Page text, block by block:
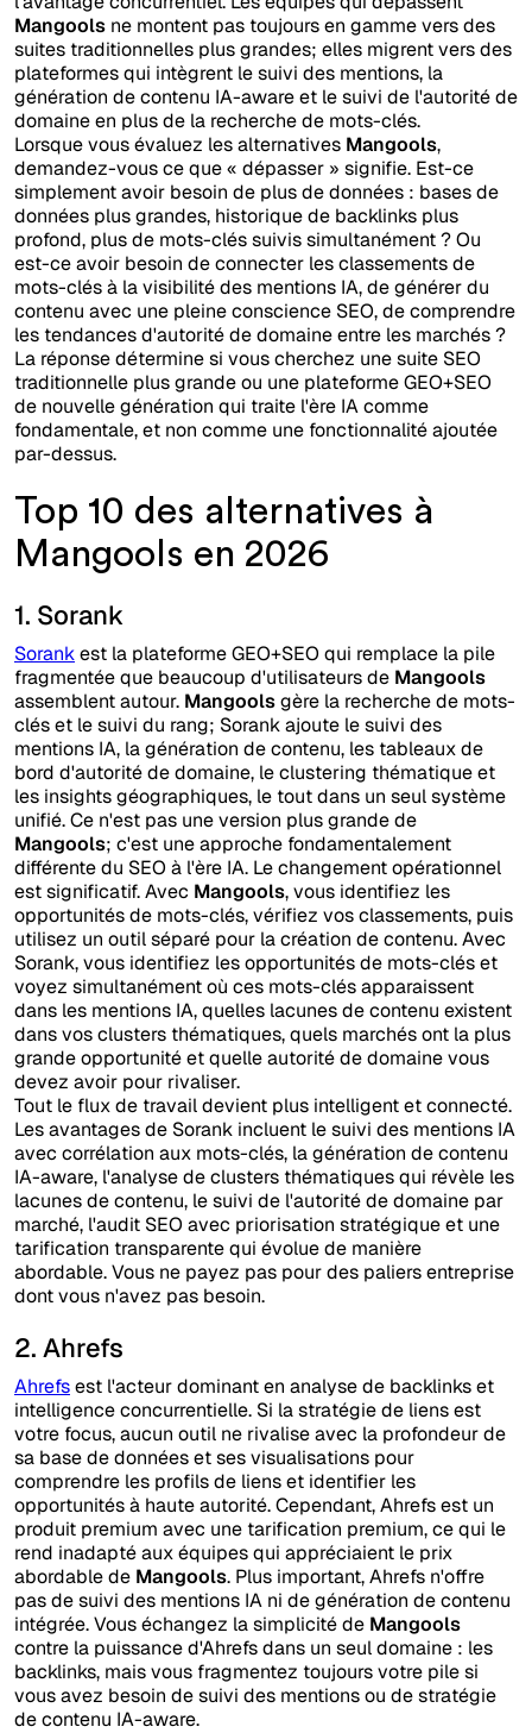
Mangools ne montent pas toujours en gamme vers des
suites traditionnelles plus grandes; elles migrent vers des
plateformes qui intègrent le suivi des mentions, la
génération de contenu IA-aware et le suivi de l'autorité de
domaine en plus de la recherche de mots-clés.
Lorsque vous évaluez les alternatives Mangools,
demandez-vous ce que « dépasser » signifie. Est-ce
simplement avoir besoin de plus de données : bases de
données plus grandes, historique de backlinks plus
profond, plus de mots-clés suivis simultanément ? Ou
est-ce avoir besoin de connecter les classements de
mots-clés à la visibilité des mentions IA, de générer du
contenu avec une pleine conscience SEO, de comprendre
les tendances d'autorité de domaine entre les marchés ?
La réponse détermine si vous cherchez une suite SEO
traditionnelle plus grande ou une plateforme GEO+SEO
de nouvelle génération qui traite l'ère IA comme
fondamentale, et non comme une fonctionnalité ajoutée
par-dessus.
Top 10 des alternatives à
Mangools en 2026
1. Sorank
Sorankest la plateforme GEO+SEO qui remplace la pile
fragmentée que beaucoup d'utilisateurs de Mangools
assemblent autour. Mangoolsgère la recherche de mots-
clés et le suivi du rang; Sorank ajoute le suivi des
mentions IA, la génération de contenu, les tableaux de
bord d'autorité de domaine, le clustering thématique et
les insights géographiques, le tout dans un seul système
unifié. Ce n'est pas une version plus grande de
Mangools; c'est une approche fondamentalement
différente du SEO à l'ère IA. Le changement opérationnel
est significatif. Avec Mangools, vous identifiez les
opportunités de mots-clés, vérifiez vos classements, puis
utilisez un outil séparé pour la création de contenu. Avec
Sorank, vous identifiez les opportunités de mots-clés et
voyez simultanément où ces mots-clés apparaissent
dans les mentions IA, quelles lacunes de contenu existent
dans vos clusters thématiques, quels marchés ont la plus
grande opportunité et quelle autorité de domaine vous
devez avoir pour rivaliser.
Tout le flux de travail devient plus intelligent et connecté.
Les avantages de Sorank incluent le suivi des mentions IA
avec corrélation aux mots-clés, la génération de contenu
IA-aware, l'analyse de clusters thématiques qui révèle les
lacunes de contenu, le suivi de l'autorité de domaine par
marché, l'audit SEO avec priorisation stratégique et une
tarification transparente qui évolue de manière
abordable. Vous ne payez pas pour des paliers entreprise
dont vous n'avez pas besoin.
2. Ahrefs
Ahrefsest l'acteur dominant en analyse de backlinks et
intelligence concurrentielle. Si la stratégie de liens est
votre focus, aucun outil ne rivalise avec la profondeur de
sa base de données et ses visualisations pour
comprendre les profils de liens et identifier les
opportunités à haute autorité. Cependant, Ahrefs est un
produit premium avec une tarification premium, ce qui le
rend inadapté aux équipes qui appréciaient le prix
abordable de Mangools. Plus important, Ahrefs n'offre
pas de suivi des mentions IA ni de génération de contenu
intégrée. Vous échangez la simplicité de Mangools
contre la puissance d'Ahrefs dans un seul domaine : les
backlinks, mais vous fragmentez toujours votre pile si
vous avez besoin de suivi des mentions ou de stratégie
de contenu IA-aware.